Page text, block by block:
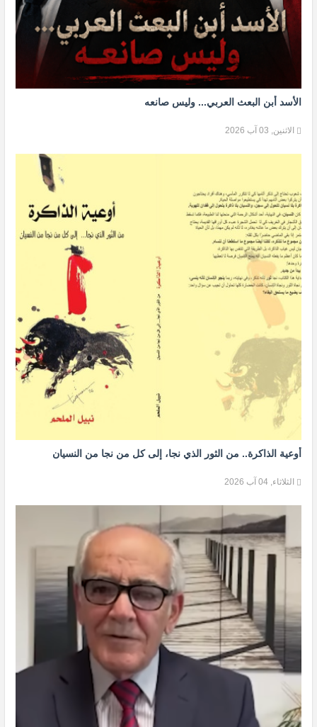
الأسد أبن البعث العربي... وليس صانعه
الاثنين, 03 آب 2026
أوعية الذاكرة.. من الثور الذي نجا، إلى كل من نجا من النسيان
الثلاثاء, 04 آب 2026